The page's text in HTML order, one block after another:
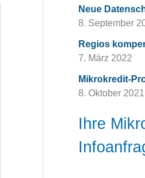
Neue
8. September
Regios
7. März 2022
Mikrokredit-
8. Oktober 2021
Ihre